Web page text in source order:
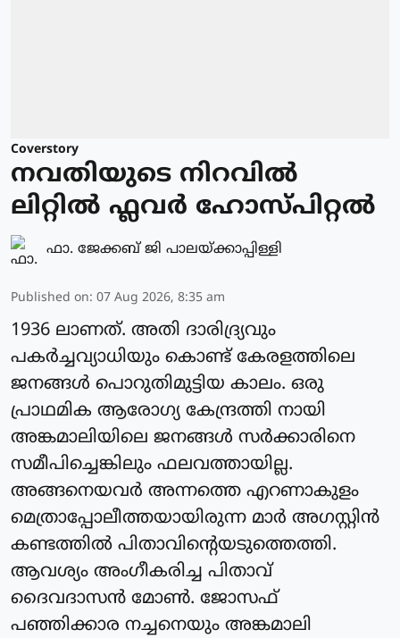
Coverstory
നവതിയുടെ നിറവിൽ
ലിറ്റിൽ ഫ്ലവർ ഹോസ്പിറ്റൽ
ഫാ. ജേക്കബ് ജി പാലയ്ക്കാപ്പിള്ളി
Published on: 07 Aug 2026, 8:35 am
1936 ലാണത്. അതി ദാരിദ്ര്യവും
പകർച്ചവ്യാധിയും കൊണ്ട് കേരളത്തിലെ
ജനങ്ങൾ പൊറുതിമുട്ടിയ കാലം. ഒരു
പ്രാഥമിക ആരോഗ്യ കേന്ദ്രത്തി നായി
അങ്കമാലിയിലെ ജനങ്ങൾ സർക്കാരിനെ
സമീപിച്ചെങ്കിലും ഫലവത്തായില്ല.
അങ്ങനെയവർ അന്നത്തെ എറണാകുളം
മെത്രാപ്പോലീത്തയായിരുന്ന മാർ അഗസ്റ്റിൻ
കണ്ടത്തിൽ പിതാവിന്റെയടുത്തെത്തി.
ആവശ്യം അംഗീകരിച്ച പിതാവ്
ദൈവദാസൻ മോൺ. ജോസഫ്
പഞ്ഞിക്കാര നച്ചനെയും അങ്കമാലി